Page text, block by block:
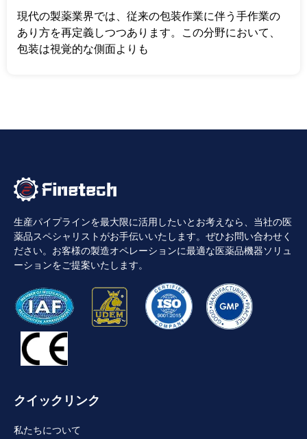
現代の製薬業界では、従来の包装作業に伴う手作業の
あり方を再定義しつつあります。この分野において、
包装は視覚的な側面よりも
生産パイプラインを最大限に活用したいとお考えなら、当社の医
薬品スペシャリストがお手伝いいたします。ぜひお問い合わせく
ださい。お客様の製造オペレーションに最適な医薬品機器ソリュ
ーションをご提案いたします。
クイックリンク
私たちについて